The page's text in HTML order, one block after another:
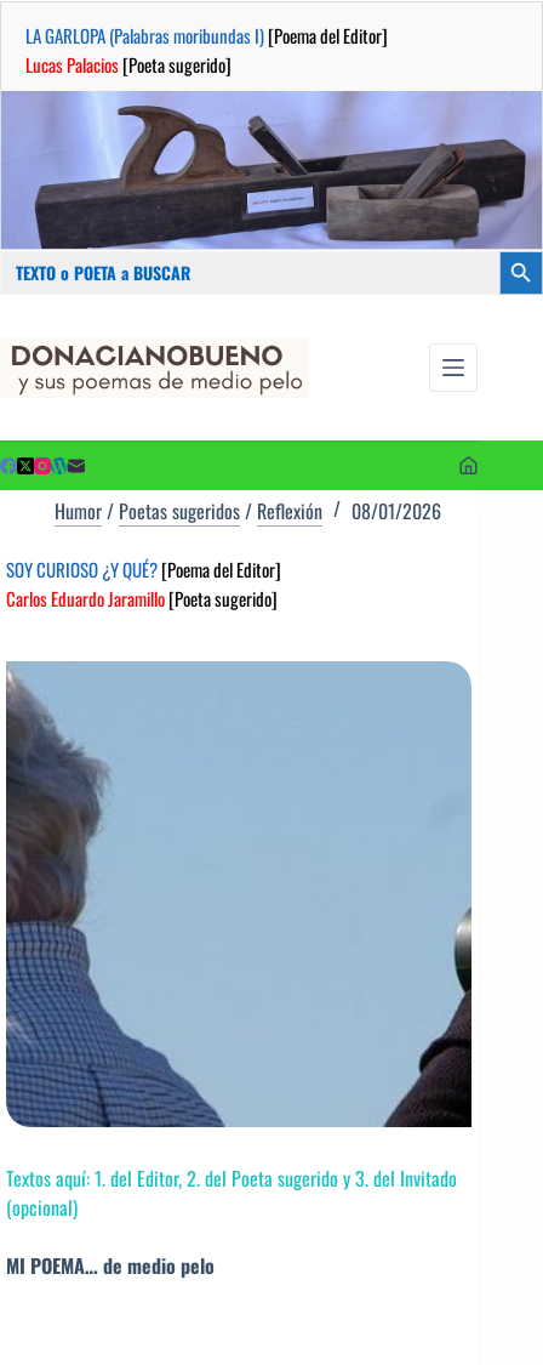
LA GARLOPA (Palabras moribundas I)[Poema del Editor]
Lucas Palacios[Poeta sugerido]
Buscar:
contenido
Humor/ Poetas sugeridos/ Reflexión 08/01/2026
SOY CURIOSO ¿Y QUÉ?[Poema del Editor]
Carlos Eduardo Jaramillo[Poeta sugerido]
Textos aquí: 1. del Editor, 2. del Poeta sugerido y 3. del Invitado
(opcional)
MI POEMA… de medio pelo